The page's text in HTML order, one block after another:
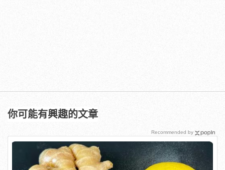
你可能有興趣的文章
Recommended by